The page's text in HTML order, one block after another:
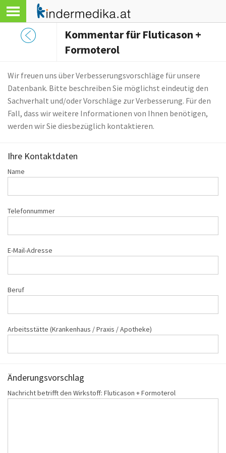
Kommentar für Fluticason +
Formoterol
Wir freuen uns über Verbesserungsvorschläge für unsere
Datenbank. Bitte beschreiben Sie möglichst eindeutig den
Sachverhalt und/oder Vorschläge zur Verbesserung. Für den
Fall, dass wir weitere Informationen von Ihnen benötigen,
werden wir Sie diesbezüglich kontaktieren.
Ihre Kontaktdaten
Name
Telefonnummer
E-Mail-Adresse
Beruf
Arbeitsstätte (Krankenhaus / Praxis / Apotheke)
Änderungs‌vorschlag
Nachricht betrifft den Wirkstoff: Fluticason + Formoterol